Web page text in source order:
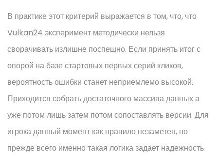
В практике этот критерий выражается в том, что, что
Vulkan24 эксперимент методически нельзя
сворачивать излишне поспешно. Если принять итог с
опорой на базе стартовых первых серий кликов,
вероятность ошибки станет неприемлемо высокой.
Приходится собрать достаточного массива данных а
уже потом лишь затем потом сопоставлять версии. Для
игрока данный момент как правило незаметен, но
прежде всего именно такая логика задает надежность